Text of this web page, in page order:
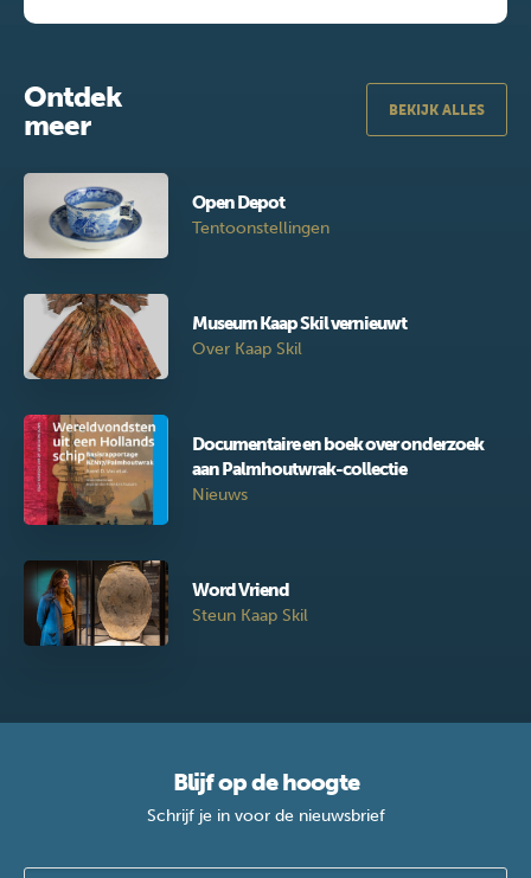
Ontdek
meer
BEKIJK ALLES
Open Depot
Tentoonstellingen
Museum Kaap Skil vernieuwt
Over Kaap Skil
Documentaire en boek over onderzoek
aan Palmhoutwrak-collectie
Nieuws
Word Vriend
Steun Kaap Skil
Blijf op de hoogte
Schrijf je in voor de nieuwsbrief